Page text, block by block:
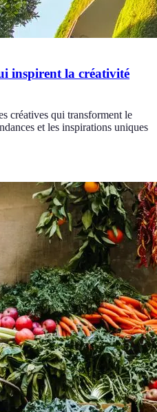
inspirent la créativité
créatives qui transforment le
et les inspirations uniques